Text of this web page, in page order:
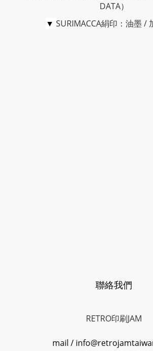
DATA）
▼ SURIMACCA絹印：油墨 /
聯絡我們
RETRO印刷JAM
mail /